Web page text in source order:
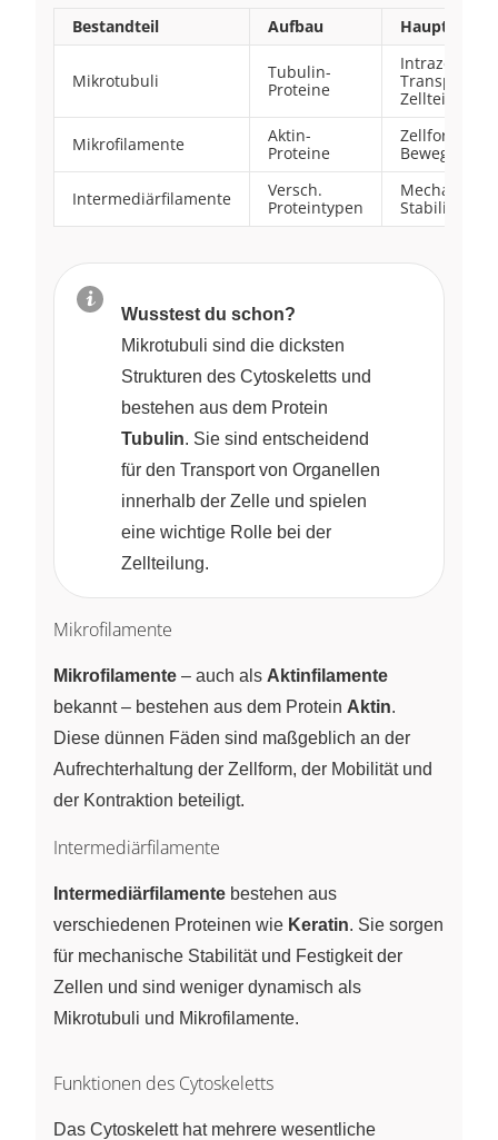
Bestandteil Aufbau
Mikrotubuli
Tubulin-
Proteine
Transport,
Zellteilung
Mikrofilamente
Aktin-
Proteine
Zellform,
Bewegung
Intermediärfilamente
Versch.
Proteintypen
Mechanische
Stabilität
Wusstest du schon?
Mikrotubuli sind die dicksten
Strukturen des Cytoskeletts und
bestehen aus dem Protein
Tubulin. Sie sind entscheidend
für den Transport von Organellen
innerhalb der Zelle und spielen
eine wichtige Rolle bei der
Zellteilung.
Mikrofilamente
Mikrofilamente – auch als Aktinfilamente
bekannt – bestehen aus dem Protein Aktin.
Diese dünnen Fäden sind maßgeblich an der
Aufrechterhaltung der Zellform, der Mobilität und
der Kontraktion beteiligt.
Intermediärfilamente
Intermediärfilamente bestehen aus
verschiedenen Proteinen wie Keratin. Sie sorgen
für mechanische Stabilität und Festigkeit der
Zellen und sind weniger dynamisch als
Mikrotubuli und Mikrofilamente.
Funktionen des Cytoskeletts
Das Cytoskelett hat mehrere wesentliche